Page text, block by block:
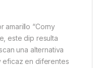
amarillo “Corny
este dip resulta
una alternativa
eficaz en diferentes